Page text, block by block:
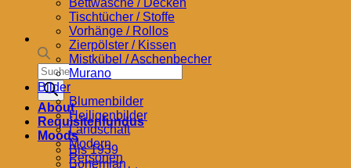
Products
search
About
Requisitenfundus
Moods
Bis 1939
Bohemian
Bettwäsche / Decken
Tischtücher / Stoffe
Vorhänge / Rollos
Zierpölster / Kissen
Mistkübel / Aschenbecher
Murano
Bilder
Blumenbilder
Heiligenbilder
Landschaft
Modern
Personen